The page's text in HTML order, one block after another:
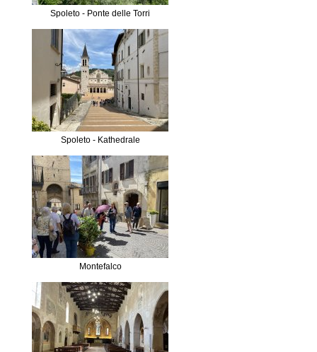
Spoleto - Ponte delle Torri
Spoleto - Kathedrale
Montefalco